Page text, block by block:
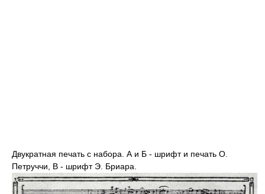
Двукратная печать с набора. А и Б - шрифт и печать О.
Петруччи, В - шрифт Э. Бриара.